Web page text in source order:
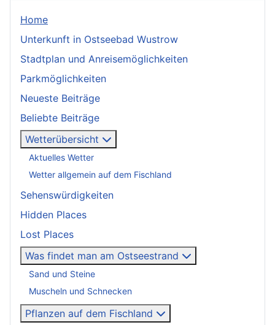
Home
Unterkunft in Ostseebad Wustrow
Stadtplan und Anreisemöglichkeiten
Parkmöglichkeiten
Neueste Beiträge
Beliebte Beiträge
Wetterübersicht
Aktuelles Wetter
Wetter allgemein auf dem Fischland
Sehenswürdigkeiten
Hidden Places
Lost Places
Was findet man am Ostseestrand
Sand und Steine
Muscheln und Schnecken
Pflanzen auf dem Fischland